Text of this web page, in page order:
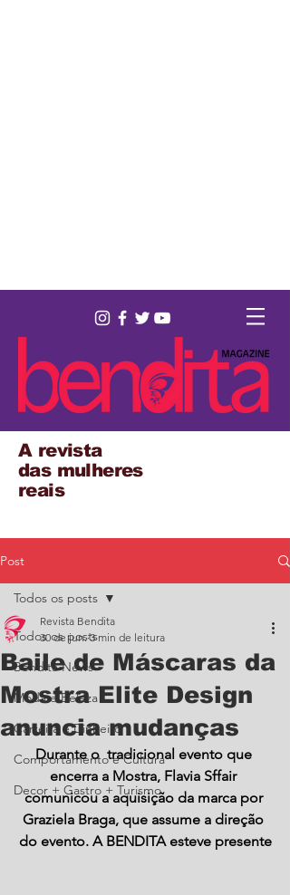
A revista
das mulheres
reais
Post
Todos os posts
Bendita News
Moda e Beleza
Carreira e Dinheiro
Comportamento e Cultura
Decor + Gastro + Turismo
Todos os posts
Baile de Máscaras da
Mostra Elite Design
anuncia mudanças
Revista Bendita
30 de jun. 3 min de leitura
Durante o  tradicional evento que
encerra a Mostra, Flavia Sffair
comunicou a aquisição da marca por
Graziela Braga, que assume a direção
do evento. A BENDITA esteve presente